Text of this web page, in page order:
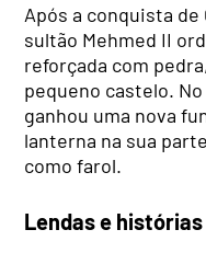
Após a conquista de
sultão Mehmed II
reforçada com
pequeno castelo.
ganhou uma nova
lanterna na sua
como farol.
Lendas e